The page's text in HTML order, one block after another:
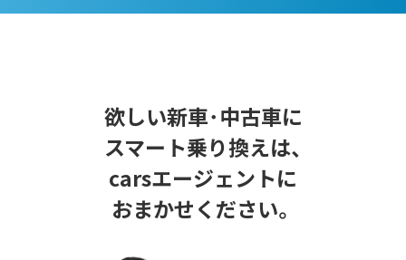
欲しい新車･中古車に
スマート乗り換えは、
carsエージェントに
おまかせください。